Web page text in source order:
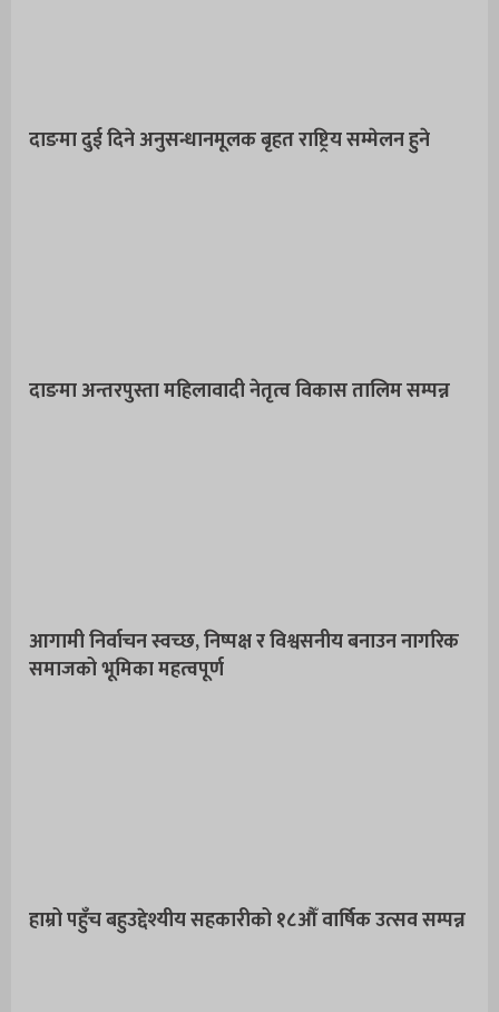
दाङमा दुई दिने अनुसन्धानमूलक बृहत राष्ट्रिय सम्मेलन हुने
दाङमा अन्तरपुस्ता महिलावादी नेतृत्व विकास तालिम सम्पन्न
आगामी निर्वाचन स्वच्छ, निष्पक्ष र विश्वसनीय बनाउन नागरिक
समाजको भूमिका महत्वपूर्ण
हाम्रो पहुँच बहुउद्देश्यीय सहकारीको १८औँ वार्षिक उत्सव सम्पन्न